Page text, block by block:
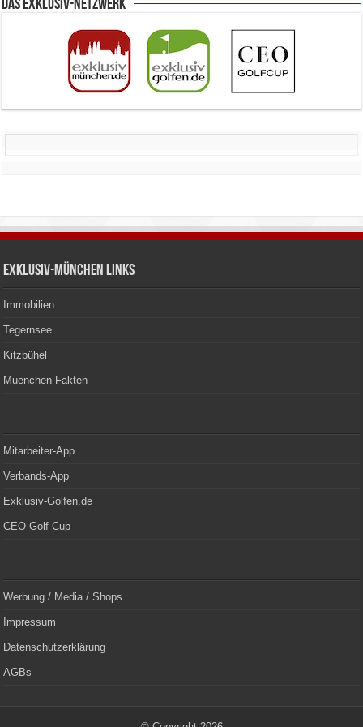
Das Exklusiv-Netzwerk
Exklusiv-München Links
Immobilien
Tegernsee
Kitzbühel
Muenchen Fakten
Mitarbeiter-App
Verbands-App
Exklusiv-Golfen.de
CEO Golf Cup
Werbung / Media / Shops
Impressum
Datenschutzerklärung
AGBs